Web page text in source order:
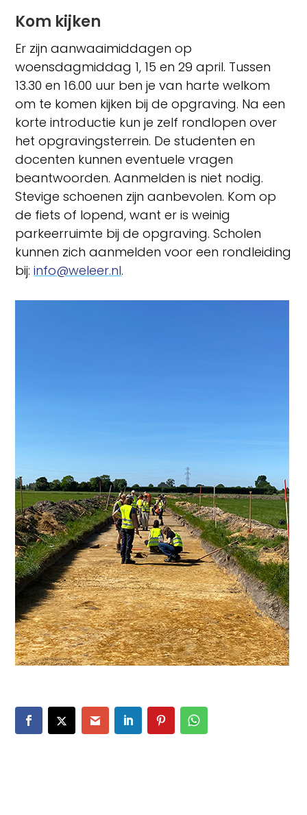
Kom kijken
Er zijn aanwaaimiddagen op
woensdagmiddag 1, 15 en 29 april. Tussen
13.30 en 16.00 uur ben je van harte welkom
om te komen kijken bij de opgraving. Na een
korte introductie kun je zelf rondlopen over
het opgravingsterrein. De studenten en
docenten kunnen eventuele vragen
beantwoorden. Aanmelden is niet nodig.
Stevige schoenen zijn aanbevolen. Kom op
de fiets of lopend, want er is weinig
parkeerruimte bij de opgraving. Scholen
kunnen zich aanmelden voor een rondleiding
bij:info@weleer.nl.